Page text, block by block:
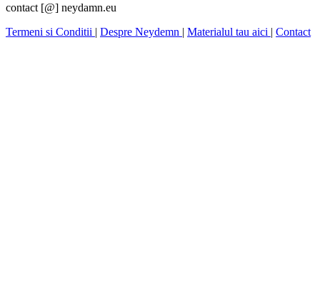
contact [@] neydamn.eu
Termeni si Conditii | Despre Neydemn | Materialul tau aici | Contact